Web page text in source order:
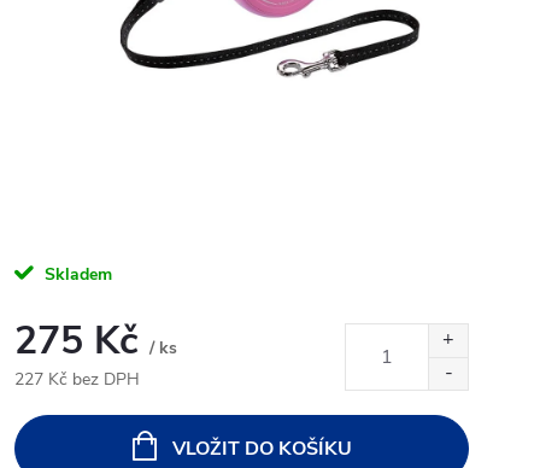
Skladem
275 Kč / ks
227 Kč bez DPH
cena:
VLOŽIT DO KOŠÍKU